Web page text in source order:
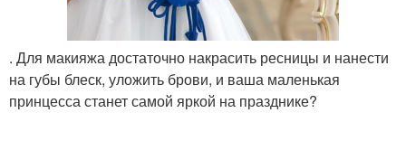
. Для макияжа достаточно накрасить ресницы и нанести
на губы блеск, уложить брови, и ваша маленькая
принцесса станет самой яркой на празднике?